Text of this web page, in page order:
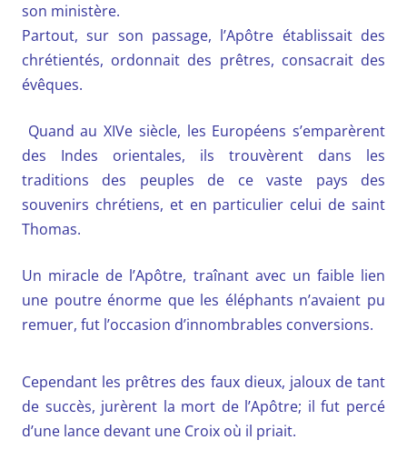
son ministère.
Partout, sur son passage, l’Apôtre établissait des
chrétientés, ordonnait des prêtres, consacrait des
évêques.
Quand au XIVe siècle, les Européens s’emparèrent
des Indes orientales, ils trouvèrent dans les
traditions des peuples de ce vaste pays des
souvenirs chrétiens, et en particulier celui de saint
Thomas.
Un miracle de l’Apôtre, traînant avec un faible lien
une poutre énorme que les éléphants n’avaient pu
remuer, fut l’occasion d’innombrables conversions.
Cependant les prêtres des faux dieux, jaloux de tant
de succès, jurèrent la mort de l’Apôtre; il fut percé
d’une lance devant une Croix où il priait.